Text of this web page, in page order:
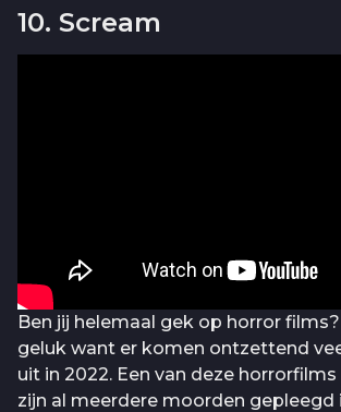
10. Scream
Ben jij helemaal gek op horror
geluk want er komen ontzettend
uit in 2022. Een van deze horrorfilms
zijn al meerdere moorden gepleegd